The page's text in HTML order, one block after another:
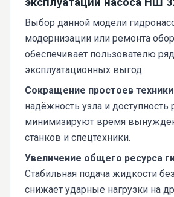
Выбор данной модели
модернизации или ремонта
обеспечивает пользователю
эксплуатационных выгод.
Сокращение простоев
надёжность узла и
минимизируют время
станков и спецтехники.
Увеличение общего ресурса
Стабильная подача жидкости
снижает ударные нагрузки на